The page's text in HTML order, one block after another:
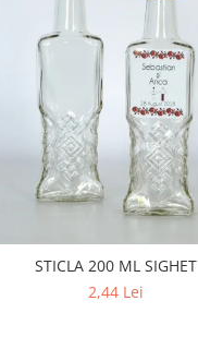
STICLA 200 ML SIGHET
2,44 Lei